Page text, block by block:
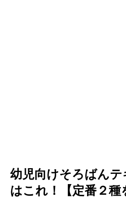
幼児向けそろばん
はこれ！【定番２種